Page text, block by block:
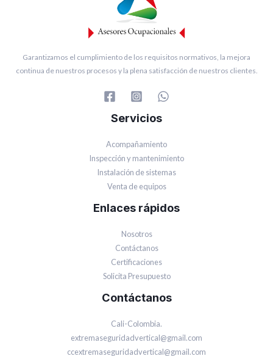
Garantizamos el cumplimiento de los requisitos normativos, la mejora
continua de nuestros procesos y la plena satisfacción de nuestros clientes.
Servicios
Acompañamiento
Inspección y mantenimiento
Instalación de sistemas
Venta de equipos
Enlaces rápidos
Nosotros
Contáctanos
Certificaciones
Solicita Presupuesto
Contáctanos
Cali-Colombia.
extremaseguridadvertical@gmail.com
ccextremaseguridadvertical@gmail.com